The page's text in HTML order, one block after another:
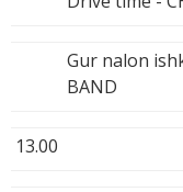
Gur nalon
BAND
13.00